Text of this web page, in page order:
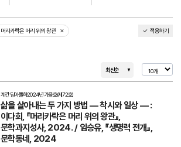
머리카락은 머리 위의 왕관
삭제
적용하기
최신순
계간 딩아돌하2024년 가을호(제72호)
삶을 살아내는 두 가지 방법 ― 착시와 일상 ― :
이다희, 『머리카락은 머리 위의 왕관』,
문학과지성사, 2024. / 임승유, 『생명력 전개』,
문학동네, 2024